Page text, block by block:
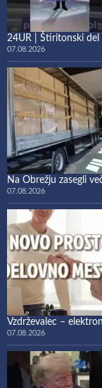
24UR | Štiritonski del
07.08.2026
Na Obrežju zasegli
07.08.2026
Vzdrževalec –
07.08.2026